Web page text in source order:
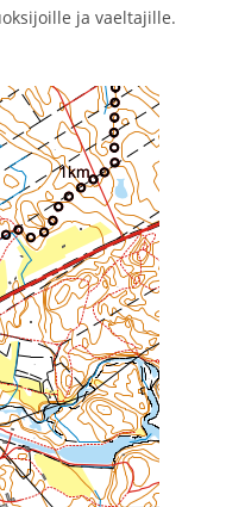
ja vaeltajille.